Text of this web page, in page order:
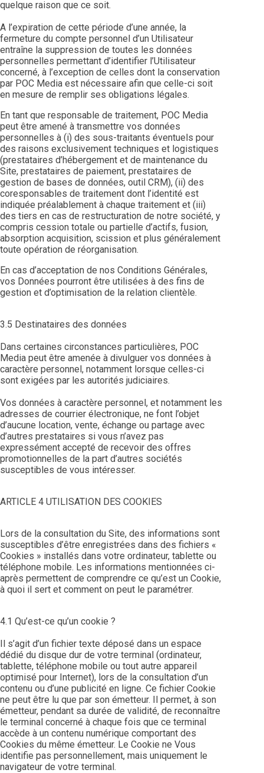
quelque raison que ce soit.
A l’expiration de cette période d’une année, la
fermeture du compte personnel d’un Utilisateur
entraîne la suppression de toutes les données
personnelles permettant d’identifier l’Utilisateur
concerné, à l’exception de celles dont la conservation
par POC Media est nécessaire afin que celle-ci soit
en mesure de remplir ses obligations légales.
En tant que responsable de traitement, POC Media
peut être amené à transmettre vos données
personnelles à (i) des sous-traitants éventuels pour
des raisons exclusivement techniques et logistiques
(prestataires d’hébergement et de maintenance du
Site, prestataires de paiement, prestataires de
gestion de bases de données, outil CRM), (ii) des
coresponsables de traitement dont l’identité est
indiquée préalablement à chaque traitement et (iii)
des tiers en cas de restructuration de notre société, y
compris cession totale ou partielle d’actifs, fusion,
absorption acquisition, scission et plus généralement
toute opération de réorganisation.
En cas d’acceptation de nos Conditions Générales,
vos Données pourront être utilisées à des fins de
gestion et d’optimisation de la relation clientèle.
3.5 Destinataires des données
Dans certaines circonstances particulières, POC
Media peut être amenée à divulguer vos données à
caractère personnel, notamment lorsque celles-ci
sont exigées par les autorités judiciaires.
Vos données à caractère personnel, et notamment les
adresses de courrier électronique, ne font l’objet
d’aucune location, vente, échange ou partage avec
d’autres prestataires si vous n’avez pas
expressément accepté de recevoir des offres
promotionnelles de la part d’autres sociétés
susceptibles de vous intéresser.
ARTICLE 4 UTILISATION DES COOKIES
Lors de la consultation du Site, des informations sont
susceptibles d’être enregistrées dans des fichiers «
Cookies » installés dans votre ordinateur, tablette ou
téléphone mobile. Les informations mentionnées ci-
après permettent de comprendre ce qu’est un Cookie,
à quoi il sert et comment on peut le paramétrer.
4.1 Qu’est-ce qu’un cookie ?
Il s’agit d’un fichier texte déposé dans un espace
dédié du disque dur de votre terminal (ordinateur,
tablette, téléphone mobile ou tout autre appareil
optimisé pour Internet), lors de la consultation d’un
contenu ou d’une publicité en ligne. Ce fichier Cookie
ne peut être lu que par son émetteur. Il permet, à son
émetteur, pendant sa durée de validité, de reconnaître
le terminal concerné à chaque fois que ce terminal
accède à un contenu numérique comportant des
Cookies du même émetteur. Le Cookie ne Vous
identifie pas personnellement, mais uniquement le
navigateur de votre terminal.